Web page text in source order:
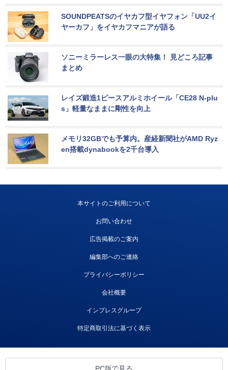
SOUNDPEATSのイヤカフ型イヤフォン「UU2イ
ヤーカフ」をイヤカフマニアが語る
ソニーミラーレス一眼の大特集！ 見どころ記事
まとめ
レイズ鍛造1ピースアルミホイール「CE28 N-plu
s」軽量なままに剛性を向上
メモリ32GBでも予算内。産経新聞社がAMD Ryz
en搭載dynabookを2千台導入
本サイトのご利用について
お問い合わせ
広告掲載のご案内
編集部へのご連絡
プライバシーポリシー
会社概要
インプレスグループ
特定商取引法に基づく表示